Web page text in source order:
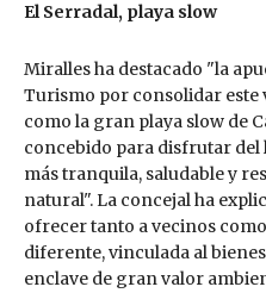
El Serradal, playa slow
Miralles ha destacado "la
Turismo por consolidar este
como la gran playa slow de
concebido para disfrutar del
más tranquila, saludable y
natural". La concejal ha
ofrecer tanto a vecinos
diferente, vinculada al
enclave de gran valor